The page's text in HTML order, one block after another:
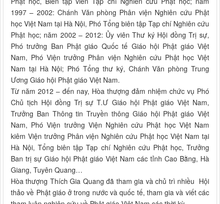
1997 – 2002: Chánh Văn phòng Phân viện Nghiên cứu Phật
học Việt Nam tại Hà Nội, Phó Tổng biên tập Tạp chí Nghiên cứu
Phật học; năm 2002 – 2012: Ủy viên Thư ký Hội đồng Trị sự,
Phó trưởng Ban Phật giáo Quốc tế Giáo hội Phật giáo Việt
Nam, Phó Viện trưởng Phân viện Nghiên cứu Phật học Việt
Nam tại Hà Nội; Phó Tổng thư ký, Chánh Văn phòng Trung
Ương Giáo hội Phật giáo Việt Nam.
Từ năm 2012 – đến nay, Hòa thượng đảm nhiệm chức vụ Phó
Chủ tịch Hội đồng Trị sự T.Ư Giáo hội Phật giáo Việt Nam,
Trưởng Ban Thông tin Truyền thông Giáo hội Phật giáo Việt
Nam, Phó Viện trưởng Viện Nghiên cứu Phật học Việt Nam
kiêm Viện trưởng Phân viện Nghiên cứu Phật học Việt Nam tại
Hà Nội, Tổng biên tập Tạp chí Nghiên cứu Phật học, Trưởng
Ban trị sự Giáo hội Phật giáo Việt Nam các tỉnh Cao Bằng, Hà
Giang, Tuyên Quang…
Hòa thượng Thích Gia Quang đã tham gia và chủ trì nhiều Hội
thảo về Phật giáo ở trong nước và quốc tế, tham gia và viết các